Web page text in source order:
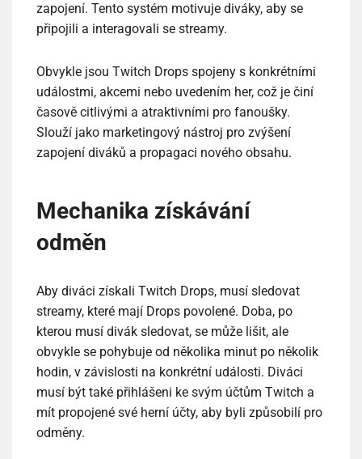
zapojení. Tento systém motivuje diváky, aby se
připojili a interagovali se streamy.
Obvykle jsou Twitch Drops spojeny s konkrétními
událostmi, akcemi nebo uvedením her, což je činí
časově citlivými a atraktivními pro fanoušky.
Slouží jako marketingový nástroj pro zvýšení
zapojení diváků a propagaci nového obsahu.
Mechanika získávání
odměn
Aby diváci získali Twitch Drops, musí sledovat
streamy, které mají Drops povolené. Doba, po
kterou musí divák sledovat, se může lišit, ale
obvykle se pohybuje od několika minut po několik
hodin, v závislosti na konkrétní události. Diváci
musí být také přihlášeni ke svým účtům Twitch a
mít propojené své herní účty, aby byli způsobilí pro
odměny.